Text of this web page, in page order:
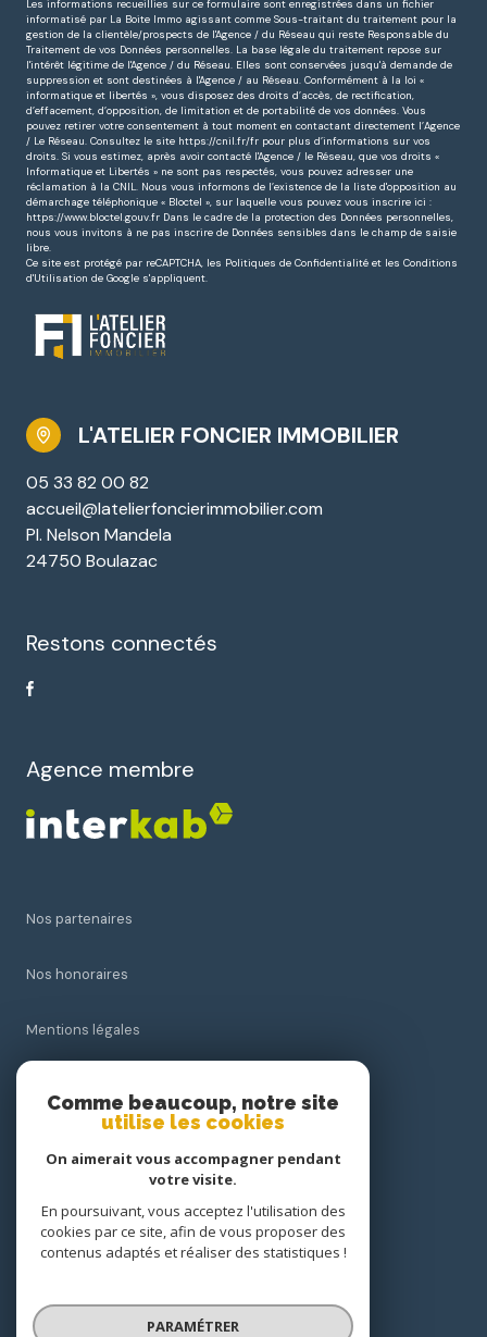
Les informations recueillies sur ce formulaire sont enregistrées dans un fichier
informatisé par La Boite Immo agissant comme Sous-traitant du traitement pour la
gestion de la clientèle/prospects de l'Agence / du Réseau qui reste Responsable du
Traitement de vos Données personnelles. La base légale du traitement repose sur
l'intérêt légitime de l'Agence / du Réseau. Elles sont conservées jusqu'à demande de
suppression et sont destinées à l'Agence / au Réseau. Conformément à la loi «
informatique et libertés », vous disposez des droits d’accès, de rectification,
d’effacement, d’opposition, de limitation et de portabilité de vos données. Vous
pouvez retirer votre consentement à tout moment en contactant directement l’Agence
/ Le Réseau. Consultez le site https://cnil.fr/fr pour plus d’informations sur vos
droits. Si vous estimez, après avoir contacté l'Agence / le Réseau, que vos droits «
Informatique et Libertés » ne sont pas respectés, vous pouvez adresser une
réclamation à la CNIL. Nous vous informons de l’existence de la liste d'opposition au
démarchage téléphonique « Bloctel », sur laquelle vous pouvez vous inscrire ici :
https://www.bloctel.gouv.fr Dans le cadre de la protection des Données personnelles,
nous vous invitons à ne pas inscrire de Données sensibles dans le champ de saisie
libre.
Ce site est protégé par reCAPTCHA, les Politiques de Confidentialité et les Conditions
d'Utilisation de Google s'appliquent.
L'ATELIER FONCIER IMMOBILIER
05 33 82 00 82
accueil@latelierfoncierimmobilier.com
Pl. Nelson Mandela
24750 Boulazac
Restons connectés
Agence membre
Nos partenaires
Nos honoraires
Mentions légales
Comme beaucoup, notre site
utilise les cookies
On aimerait vous accompagner pendant
votre visite.
En poursuivant, vous acceptez l'utilisation des
cookies par ce site, afin de vous proposer des
contenus adaptés et réaliser des statistiques !
PARAMÉTRER